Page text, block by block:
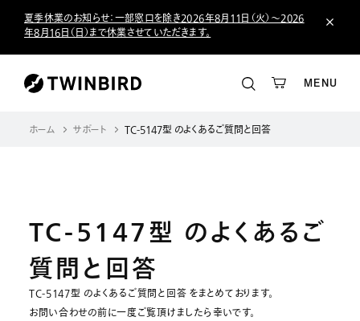
夏季休業のお知らせ：一部窓口を除き2026年8月11日（火）～2026
年8月16日（日）まで休業させていただきます。
MENU
ホーム サポート TC-5147型 のよくあるご質問と回答
TC-5147型 のよくあるご
質問と回答
TC-5147型 のよくあるご質問と回答 をまとめております。
お問い合わせの前に一度ご覧頂けましたら幸いです。